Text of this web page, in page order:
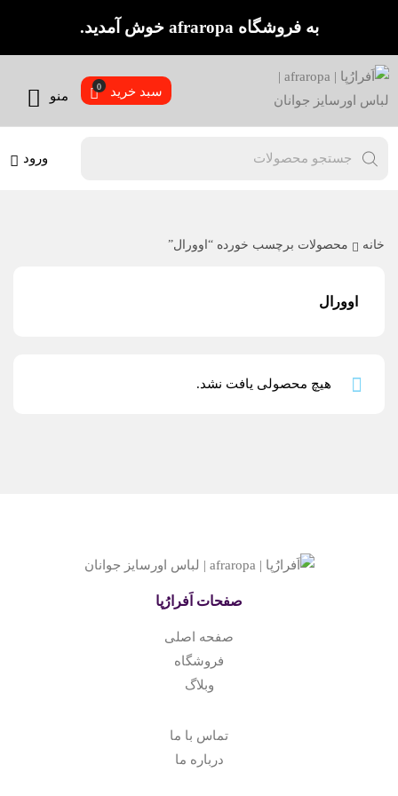
به فروشگاه afraropa خوش آمدید.
سبد خرید منو
ورود
خانه محصولات برچسب خورده “اوورال”
اوورال
هیچ محصولی یافت نشد.
صفحات اَفرارُپا
صفحه اصلی
فروشگاه
وبلاگ
تماس با ما
درباره ما